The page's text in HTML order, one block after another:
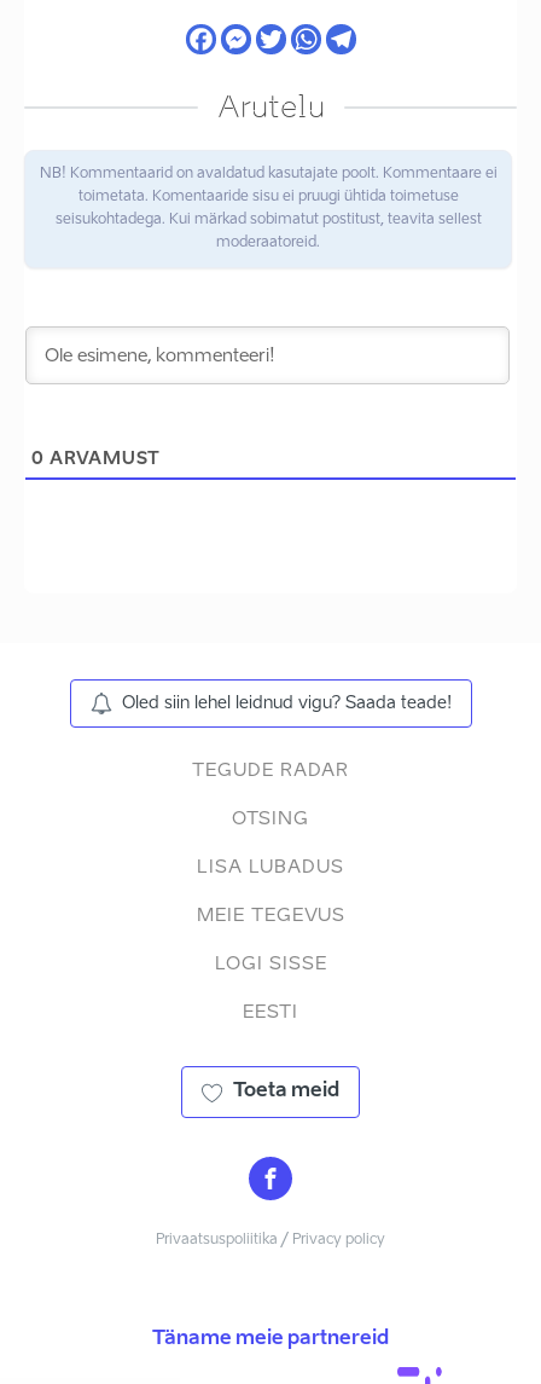
Arutelu
NB! Kommentaarid on avaldatud kasutajate poolt. Kommentaare ei
toimetata. Komentaaride sisu ei pruugi ühtida toimetuse
seisukohtadega. Kui märkad sobimatut postitust, teavita sellest
moderaatoreid.
0 ARVAMUST
Oled siin lehel leidnud vigu? Saada teade!
TEGUDE RADAR
OTSING
LISA LUBADUS
MEIE TEGEVUS
LOGI SISSE
EESTI
Toeta meid
Privaatsuspoliitika / Privacy policy
Täname meie partnereid